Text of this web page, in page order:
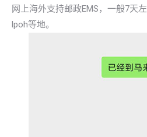
网上海外支持邮政EMS，一般7天
lpoh等地。